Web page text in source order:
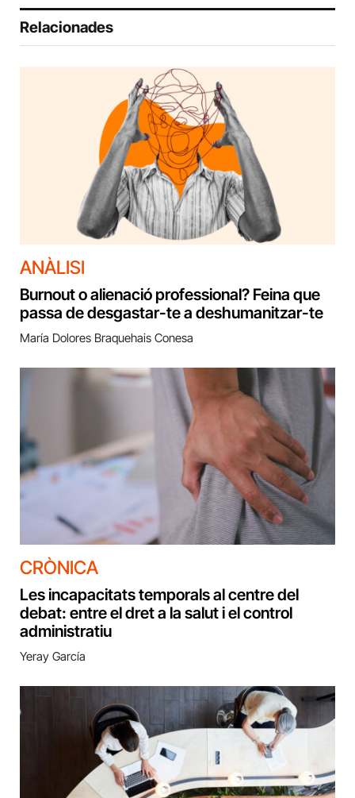
Relacionades
ANÀLISI
Burnout o alienació professional? Feina que
passa de desgastar-te a deshumanitzar-te
María Dolores Braquehais Conesa
CRÒNICA
Les incapacitats temporals al centre del
debat: entre el dret a la salut i el control
administratiu
Yeray García